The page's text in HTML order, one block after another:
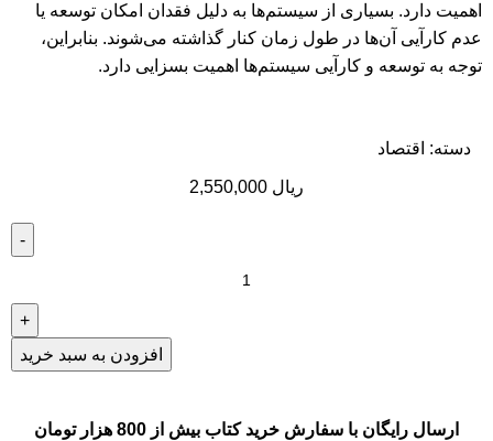
اهمیت دارد. بسیاری از سیستم‌ها به دلیل فقدان امکان توسعه یا
عدم کارآیی آن‌ها در طول زمان کنار گذاشته می‌شوند. بنابراین،
توجه به توسعه و کارآیی سیستم‌ها اهمیت بسزایی دارد.
دسته: اقتصاد
ریال
افزودن به سبد خرید
ارسال رایگان با سفارش خرید کتاب بیش از 800 هزار تومان